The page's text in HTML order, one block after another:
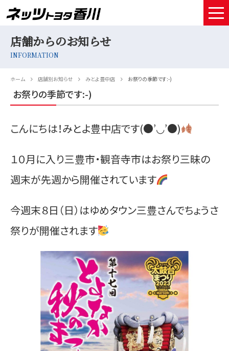
店舗情報
サービスメンテナンス
お得なお支払い
採用情報
店舗からのお知らせ
INFORMATION
ホーム 店舗別お知らせ みとよ豊中店 お祭りの季節です:-)
お祭りの季節です:-)
こんにちは！みとよ豊中店です(●’◡’●)
１０月に入り三豊市・観音寺市はお祭り三昧の
週末が先週から開催されています
今週末８日（日）はゆめタウン三豊さんでちょうさ
祭りが開催されます